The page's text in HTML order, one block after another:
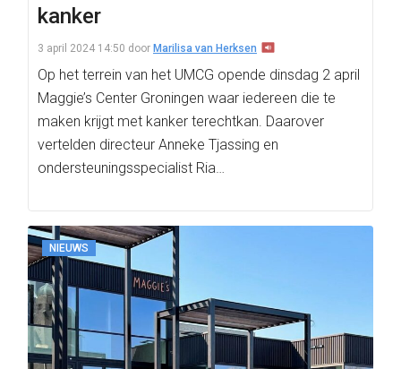
kanker
3 april 2024 14:50 door Marilisa van Herksen
Op het terrein van het UMCG opende dinsdag 2 april
Maggie’s Center Groningen waar iedereen die te
maken krijgt met kanker terechtkan. Daarover
vertelden directeur Anneke Tjassing en
ondersteuningsspecialist Ria…
NIEUWS